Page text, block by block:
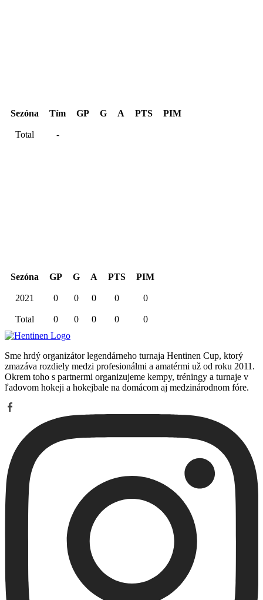
Sezóna Tím GP G A PTS PIM
Total -
Sezóna GP G A PTS PIM
2021 0 0 0 0 0
Total 0 0 0 0 0
Sme hrdý organizátor legendárneho turnaja Hentinen Cup, ktorý
zmazáva rozdiely medzi profesionálmi a amatérmi už od roku 2011.
Okrem toho s partnermi organizujeme kempy, tréningy a turnaje v
ľadovom hokeji a hokejbale na domácom aj medzinárodnom fóre.